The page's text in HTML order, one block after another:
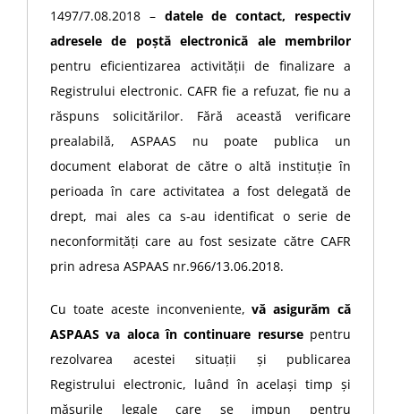
1497/7.08.2018 – datele de contact, respectiv
adresele de poștă electronică ale membrilor
pentru eficientizarea activității de finalizare a
Registrului electronic. CAFR fie a refuzat, fie nu a
răspuns solicitărilor. Fără această verificare
prealabilă, ASPAAS nu poate publica un
document elaborat de către o altă instituție în
perioada în care activitatea a fost delegată de
drept, mai ales ca s-au identificat o serie de
neconformități care au fost sesizate către CAFR
prin adresa ASPAAS nr.966/13.06.2018.
Cu toate aceste inconveniente,vă asigurăm că
ASPAAS va aloca în continuare resursepentru
rezolvarea acestei situații și publicarea
Registrului electronic, luând în același timp și
măsurile legale care se impun pentru